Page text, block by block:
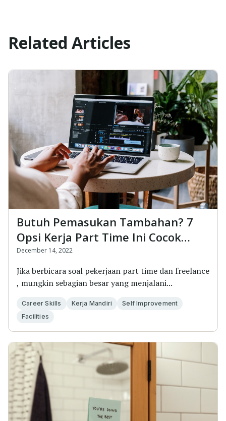
Related Articles
Butuh Pemasukan Tambahan? 7
Opsi Kerja Part Time Ini Cocok
untuk Mahasiswa!
December 14, 2022
Jika berbicara soal pekerjaan part time dan freelance
, mungkin sebagian besar yang menjalani...
Career Skills Kerja Mandiri
Self Improvement
Facilities